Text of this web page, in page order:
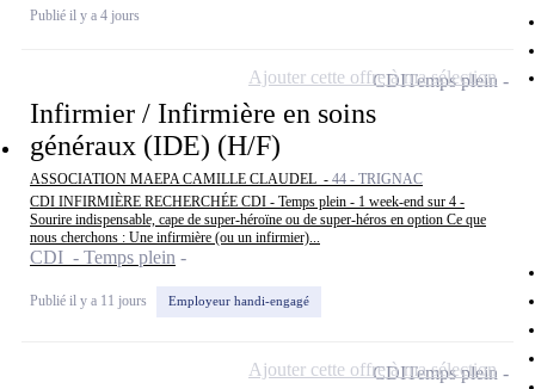
Publié il y a 4 jours
Infirmier / Infirmière en soins
généraux (IDE) (H/F)
ASSOCIATION MAEPA CAMILLE CLAUDEL - 44 - TRIGNAC
CDI INFIRMIÈRE RECHERCHÉE CDI - Temps plein - 1 week-end sur 4 -
Sourire indispensable, cape de super-héroïne ou de super-héros en option Ce que
nous cherchons : Une infirmière (ou un infirmier)...
CDI - Temps plein
Publié il y a 11 jours Employeur handi-engagé
CDITemps plein
Ajouter cette offre à ma sélection
CDITemps plein
Ajouter cette offre à ma sélection